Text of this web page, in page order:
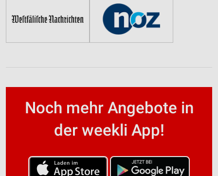
Noch mehr Angebote in
der weekli App!